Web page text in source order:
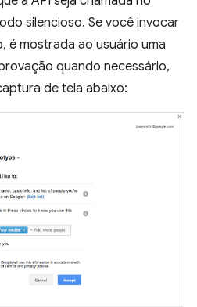
silencioso. Se você invocar
é mostrada ao usuário uma
quando necessário,
de tela abaixo: